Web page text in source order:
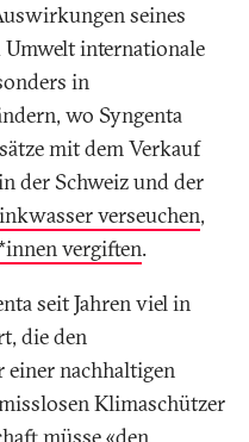
seines
Umwelt internationale
in
wo Syngenta
mit dem Verkauf
der Schweiz und der
verseuchen,
vergiften.
seit Jahren viel in
die den
einer nachhaltigen
Klimaschützer